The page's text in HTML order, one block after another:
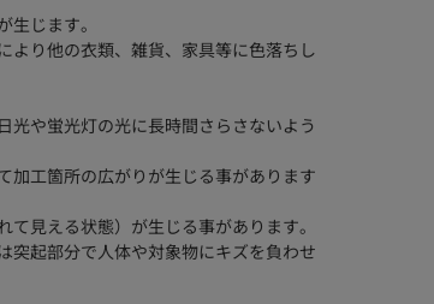
じます。
より他の衣類、雑貨、家具等に色落ちし
光や蛍光灯の光に長時間さらさないよう
加工箇所の広がりが生じる事があります
見える状態）が生じる事があります。
突起部分で人体や対象物にキズを負わせ